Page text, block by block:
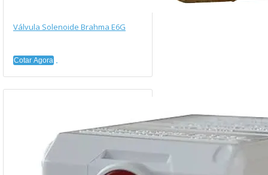
Válvula Solenoide Brahma E6G
Cotar Agora